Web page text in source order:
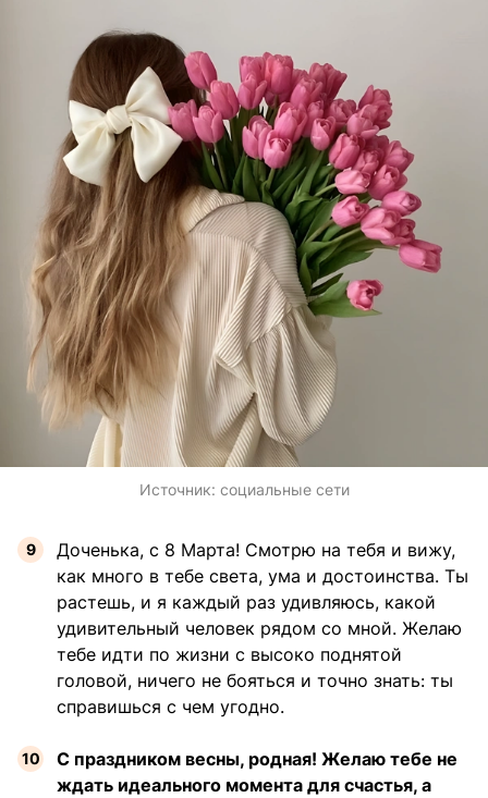
Источник: социальные сети
Доченька, с 8 Марта! Смотрю на тебя и вижу,
как много в тебе света, ума и достоинства. Ты
растешь, и я каждый раз удивляюсь, какой
удивительный человек рядом со мной. Желаю
тебе идти по жизни с высоко поднятой
головой, ничего не бояться и точно знать: ты
справишься с чем угодно.
С праздником весны, родная! Желаю тебе не
ждать идеального момента для счастья, а